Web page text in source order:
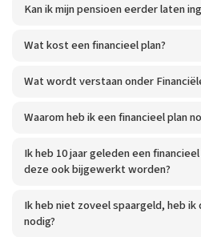
Kan ik mijn pensioen eerder laten
Wat kost een financieel plan?
Wat wordt verstaan onder
Waarom heb ik een financieel plan
Ik heb 10 jaar geleden een
deze ook bijgewerkt worden?
Ik heb niet zoveel spaargeld, heb ik
nodig?